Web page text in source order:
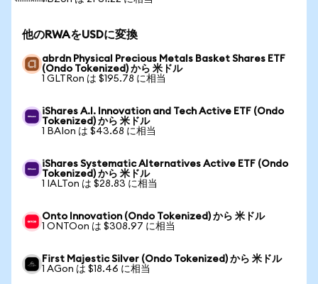
他のRWAをUSDに変換
abrdn Physical Precious Metals Basket Shares ETF
(Ondo Tokenized) から 米ドル
1 GLTRon は $195.78 に相当
iShares A.I. Innovation and Tech Active ETF (Ondo
Tokenized) から 米ドル
1 BAIon は $43.68 に相当
iShares Systematic Alternatives Active ETF (Ondo
Tokenized) から 米ドル
1 IALTon は $28.83 に相当
Onto Innovation (Ondo Tokenized) から 米ドル
1 ONTOon は $308.97 に相当
First Majestic Silver (Ondo Tokenized) から 米ドル
1 AGon は $18.46 に相当